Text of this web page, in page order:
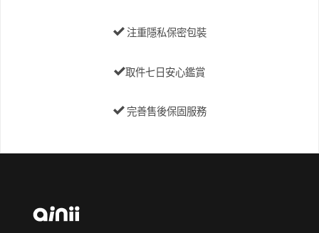
注重隱私保密包裝
取件七日安心鑑賞
完善售後保固服務